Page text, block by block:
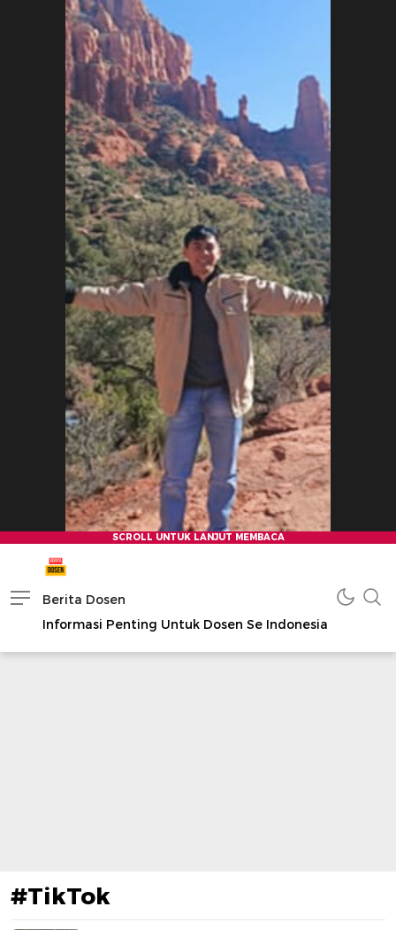
Berita Dosen
Informasi Penting Untuk Dosen Se Indonesia
#TikTok